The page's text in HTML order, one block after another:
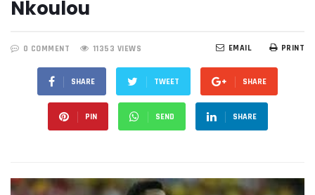
Nkoulou
0 COMMENT 11353 VIEWS PRINT
EMAIL
SHARE TWEET SHARE
PIN SEND SHARE